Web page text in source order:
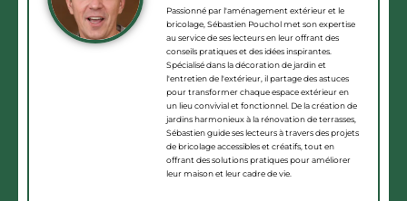
Passionné par l'aménagement extérieur et le
bricolage, Sébastien Pouchol met son expertise
au service de ses lecteurs en leur offrant des
conseils pratiques et des idées inspirantes.
Spécialisé dans la décoration de jardin et
l'entretien de l'extérieur, il partage des astuces
pour transformer chaque espace extérieur en
un lieu convivial et fonctionnel. De la création de
jardins harmonieux à la rénovation de terrasses,
Sébastien guide ses lecteurs à travers des projets
de bricolage accessibles et créatifs, tout en
offrant des solutions pratiques pour améliorer
leur maison et leur cadre de vie.